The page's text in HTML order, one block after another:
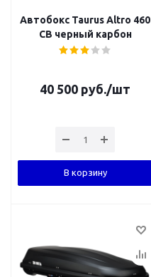
Автобокс Taurus Altro 460
CB черный карбон
40 500 руб./шт
В корзину